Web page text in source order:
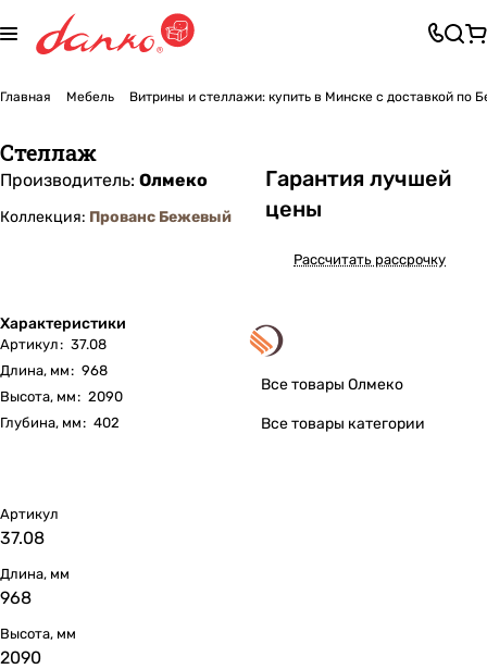
Главная Мебель Витрины и стеллажи: купить в Минске с доставкой по
Стеллаж
Производитель: Олмеко
Коллекция: Прованс Бежевый
Характеристики
Артикул: 37.08
Длина, мм: 968
Высота, мм: 2090
Глубина, мм: 402
Гарантия лучшей
цены
Рассчитать рассрочку
Все товары Олмеко
Все товары категории
Артикул
37.08
Длина, мм
968
Высота, мм
2090